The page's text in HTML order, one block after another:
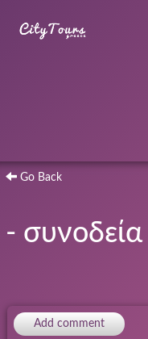
Go Back
- συνοδεία
Add comment